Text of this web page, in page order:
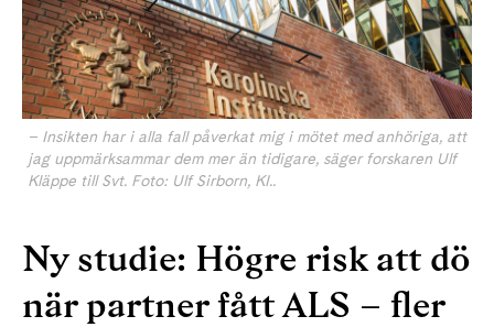
– Insikten har i alla fall påverkat mig i mötet med anhöriga, att
jag uppmärksammar dem mer än tidigare, säger forskaren Ulf
Kläppe till Svt. Foto: Ulf Sirborn, KI..
Ny studie: Högre risk att dö
när partner fått ALS – fler